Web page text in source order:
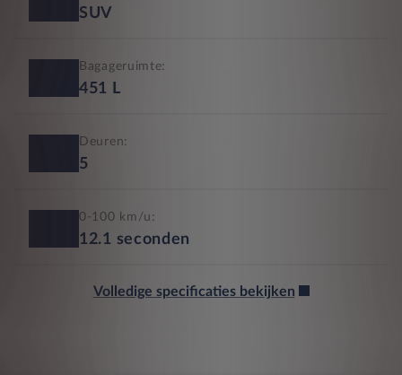
SUV
Bagageruimte:
451 L
Deuren:
5
0-100 km/u:
12.1 seconden
Volledige specificaties bekijken